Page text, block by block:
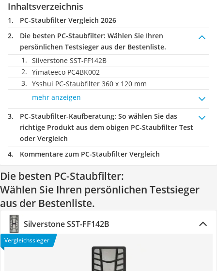
Inhaltsverzeichnis
PC-Staubfilter Vergleich 2026
Die besten PC-Staubfilter: Wählen Sie Ihren
persönlichen Testsieger aus der Bestenliste.
Silverstone SST-FF142B
Yimateeco PC4BK002
Ysshui PC-Staubfilter 360 x 120 mm
mehr anzeigen
PC-Staubfilter-Kaufberatung: So wählen Sie das
richtige Produkt aus dem obigen PC-Staubfilter Test
oder Vergleich
Kommentare zum PC-Staubfilter Vergleich
Die besten PC-Staubfilter:
Wählen Sie Ihren persönlichen Testsieger
aus der Bestenliste.
Silverstone SST-FF142B
Vergleichssieger